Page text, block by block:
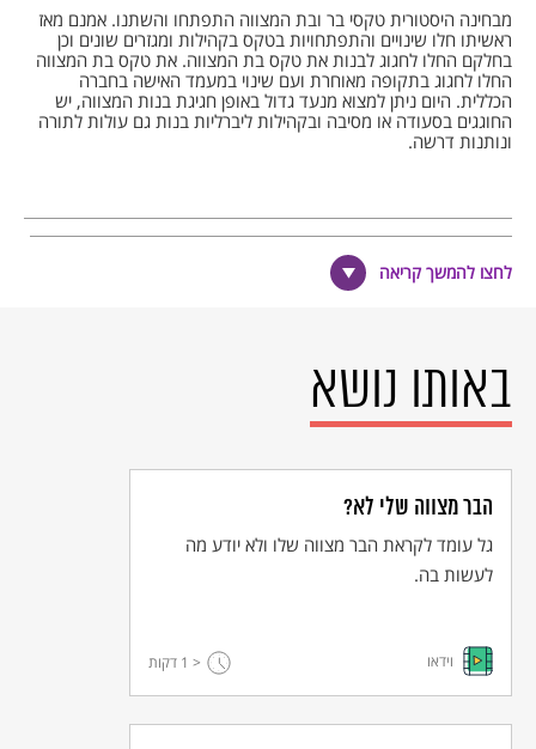
מבחינה היסטורית טקסי בר ובת המצווה התפתחו והשתנו. אמנם מאז
ראשיתו חלו שינויים והתפתחויות בטקס בקהילות ומגזרים שונים וכן
בחלקם החלו לחגוג לבנות את טקס בת המצווה. את טקס בת המצווה
החלו לחגוג בתקופה מאוחרת ועם שינוי במעמד האישה בחברה
הכללית. היום ניתן למצוא מנעד גדול באופן חגיגת בנות המצווה, יש
החוגגים בסעודה או מסיבה ובקהילות ליברליות בנות גם עולות לתורה
ונותנות דרשה.
הערות שוליים
ספר מחזור הזמנים: משמעותם של חגי ישראל אליעזר שביד
לחצו להמשך קריאה
באותו נושא
הבר מצווה שלי לא?
גל עומד לקראת הבר מצווה שלו ולא יודע מה
לעשות בה.
וידאו < 1 דקות